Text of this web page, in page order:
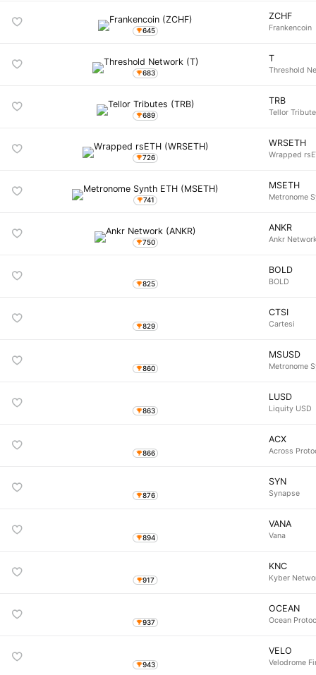
645
ZCHF
Frankencoin
683
T
Threshold
689
TRB
Tellor
726
WRSETH
Wrapped
741
MSETH
Metronome
750
ANKR
Ankr
825
BOLD
BOLD
829
CTSI
Cartesi
860
MSUSD
Metronome
863
LUSD
Liquity USD
866
ACX
Across
876
SYN
Synapse
894
VANA
Vana
917
KNC
Kyber
937
OCEAN
Ocean
943
VELO
Velodrome